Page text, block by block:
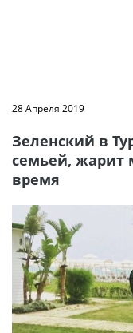
28 Апреля 2019
Зеленский в
семьей, жарит
время